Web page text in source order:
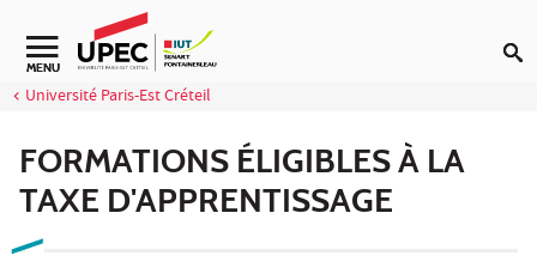
Aller au contenu
Navigation secondaire
MENU
Université Paris-Est Créteil
FORMATIONS ÉLIGIBLES À LA
TAXE D'APPRENTISSAGE